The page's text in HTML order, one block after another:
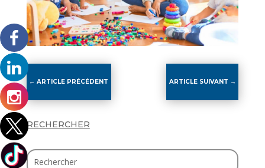
←ARTICLE PRÉCÉDENT ARTICLE SUIVANT →
RECHERCHER